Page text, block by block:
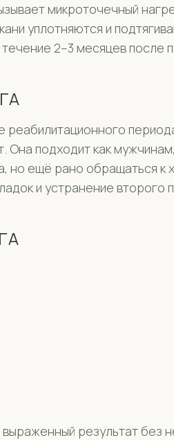
микроточечный
уплотняются и
2–3 месяцев после
Она подходит как
но ещё рано обращаться
и устранение второго
результат без